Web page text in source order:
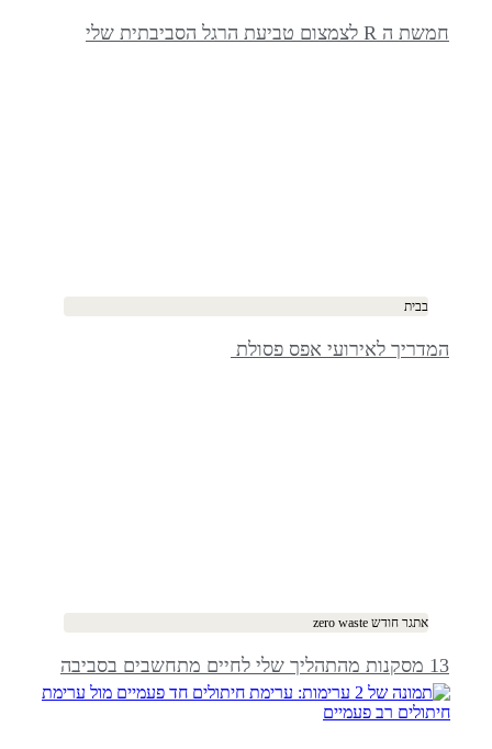
חמשת ה R לצמצום טביעת הרגל הסביבתית שלי
בבית
המדריך לאירועי אפס פסולת ​
אתגר חודש zero waste
13 מסקנות מהתהליך שלי לחיים מתחשבים בסביבה